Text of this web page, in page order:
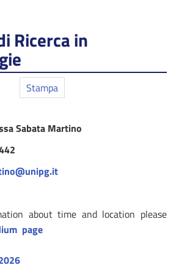
Ricerca in
Stampa
Sabata Martino
about time and location please
page